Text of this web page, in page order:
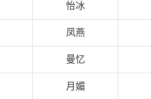
怡冰
凤燕
曼忆
月媚